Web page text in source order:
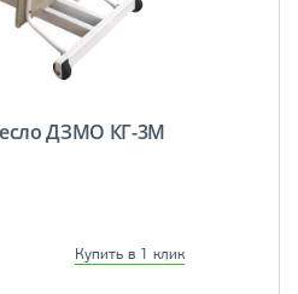
ДЗМО КГ-3М
Купить в 1 клик